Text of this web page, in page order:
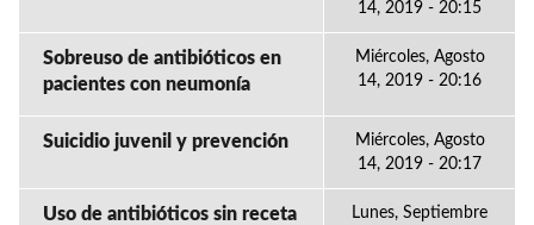
14, 2019 - 20:15
Sobreuso de antibióticos en
pacientes con neumonía
Miércoles, Agosto
14, 2019 - 20:16
Suicidio juvenil y prevención
Miércoles, Agosto
14, 2019 - 20:17
Uso de antibióticos sin receta
Lunes, Septiembre